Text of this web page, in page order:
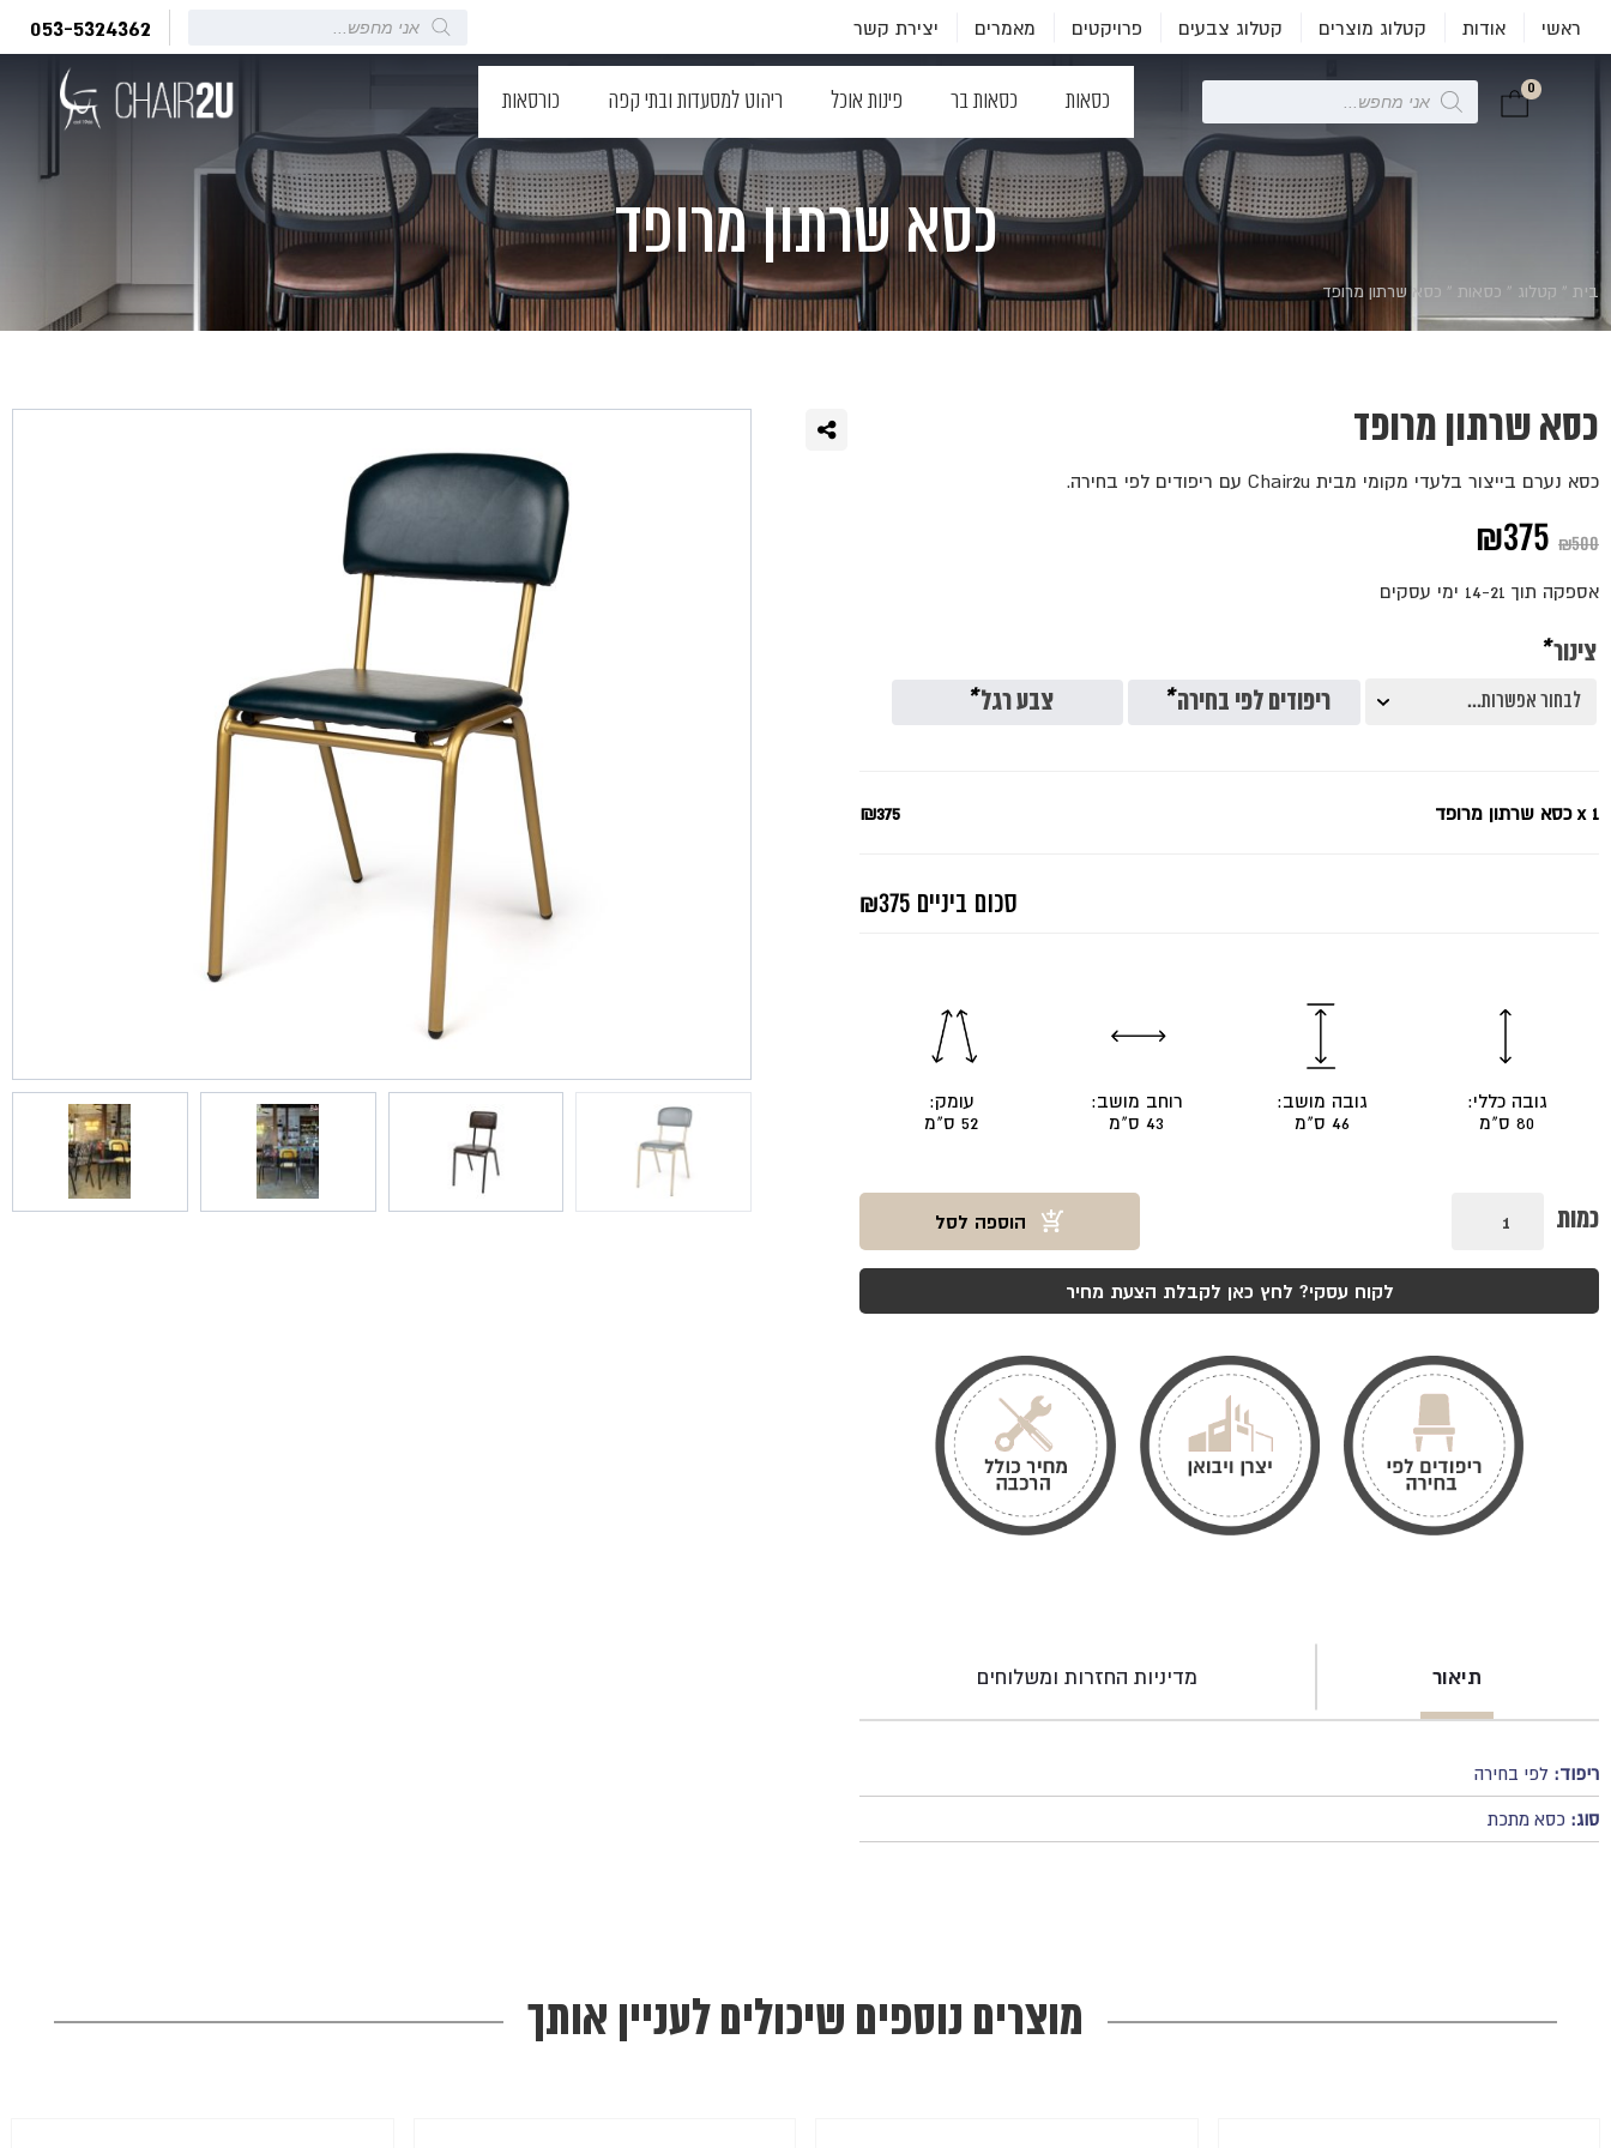
ראשי אודות קטלוג מוצרים קטלוג צבעים פרויקטים מאמרים יצירת קשר
Products
search
053-5324362
0
Products
search
כסאות כסאות בר פינות אוכל ריהוט למסעדות ובתי קפה כורסאות
כסא שרתון מרופד
בית » קטלוג » כסאות » כסא שרתון מרופד
כסא שרתון מרופד
כסא נערם בייצור בלעדי מקומי מבית Chair2u עם ריפודים לפי בחירה.
₪500
המחיר
המקורי
₪375
הנוכחי
אספקה תוך 14-21 ימי עסקים
צינור*
ריפודים לפי בחירה* צבע רגל*
x 1כסא שרתון מרופד ₪375
סכום ביניים ₪375
גובה כללי:
80 ס"מ
גובה מושב:
46 ס"מ
רוחב מושב:
43 ס"מ
עומק:
52 ס"מ
כמות
שרתון
הוספה לסל
לקוח עסקי? לחץ כאן לקבלת הצעת מחיר
תיאור מדיניות החזרות ומשלוחים
ריפוד: לפי בחירה
סוג: כסא מתכת
מוצרים נוספים שיכולים לעניין אותך